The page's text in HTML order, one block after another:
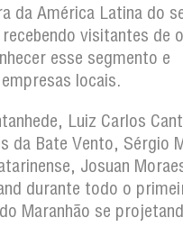
da América Latina do
visitantes de
esse segmento e
locais.
Luiz Carlos
da Bate Vento, Sérgio
Josuan
durante todo o
Maranhão se